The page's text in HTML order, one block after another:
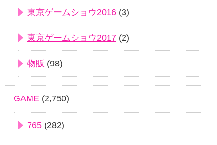
東京ゲームショウ2016 (3)
東京ゲームショウ2017 (2)
物販 (98)
GAME (2,750)
765 (282)